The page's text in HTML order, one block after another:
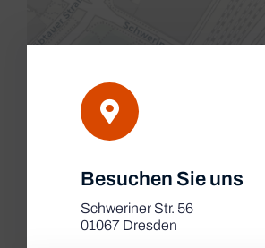
|Map tiles byCARTO, underCC BY 3.0
OpenStreetMap, under ODbL.
Besuchen Sie uns
Schweriner Str. 56
01067 Dresden